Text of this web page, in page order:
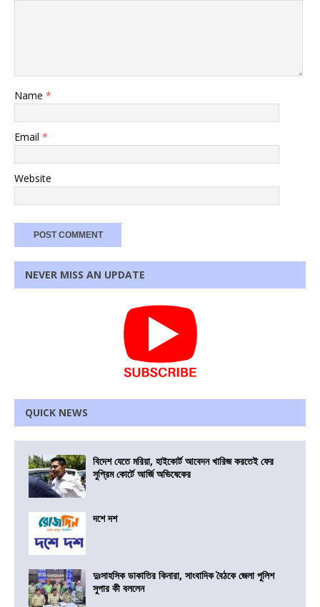
Name *
Email *
Website
NEVER MISS AN UPDATE
QUICK NEWS
বিদেশ যেতে মরিয়া, হাইকোর্ট আবেদন খারিজ করতেই ফের
সুপ্রিম কোর্টে আর্জি অভিষেকের
দশে দশ
দুঃসাহসিক ডাকাতির কিনারা, সাংবাদিক বৈঠকে জেলা পুলিশ
সুপার কী বললেন